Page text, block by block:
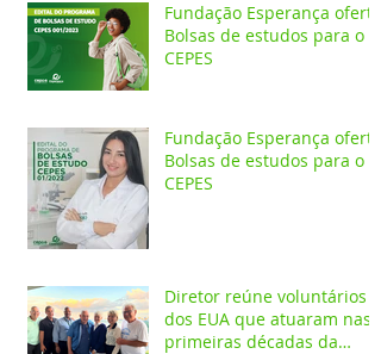
Fundação Esperança oferta
Bolsas de estudos para o
CEPES
Fundação Esperança oferta
Bolsas de estudos para o
CEPES
Diretor reúne voluntários
dos EUA que atuaram nas
primeiras décadas da